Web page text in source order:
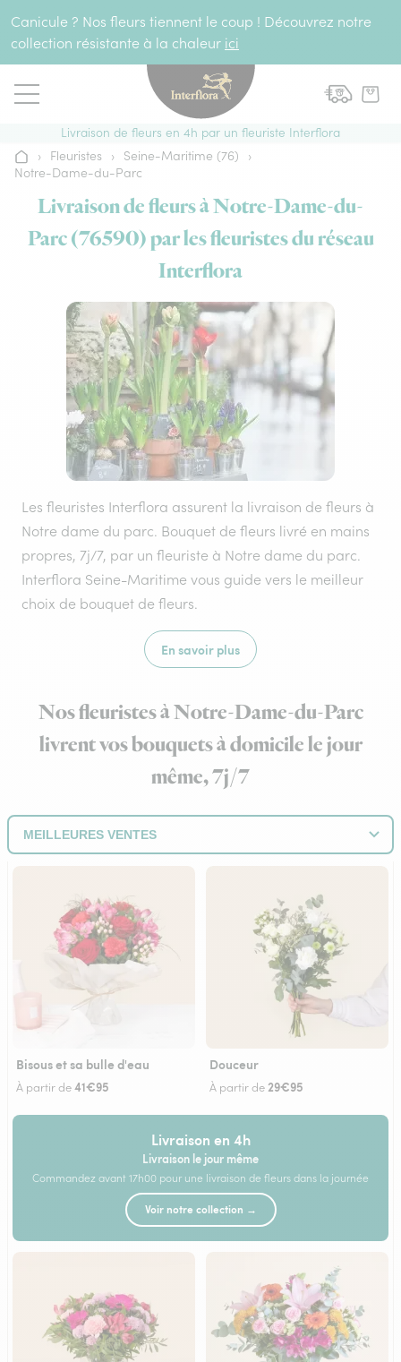
Canicule ? Nos fleurs tiennent le coup ! Découvrez notre
collection résistante à la chaleur ici
Livraison de fleurs en 4h par un fleuriste Interflora
Accueil
› Fleuristes › Seine-Maritime (76)
›
Notre-Dame-du-Parc
Livraison de fleurs à Notre-Dame-du-
Parc (76590) par les fleuristes du réseau
Interflora
Les fleuristes Interflora assurent la livraison de fleurs à
Notre dame du parc. Bouquet de fleurs livré en mains
propres, 7j/7, par un fleuriste à Notre dame du parc.
Interflora Seine-Maritime vous guide vers le meilleur
choix de bouquet de fleurs.
En savoir plus
Nos fleuristes à Notre-Dame-du-Parc
livrent vos bouquets à domicile le jour
même, 7j/7
Bisous et sa bulle d'eau
À partir de41€95
Douceur
À partir de 29€95
Livraison en 4h
Livraison le jour même
Commandez avant 17h00 pour une livraison de fleurs dans la journée
Voir notre collection →